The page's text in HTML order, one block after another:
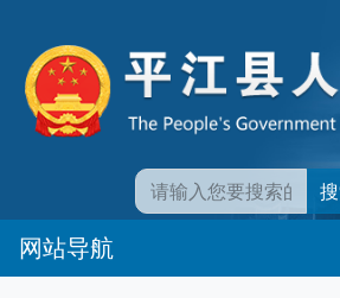
网站导航